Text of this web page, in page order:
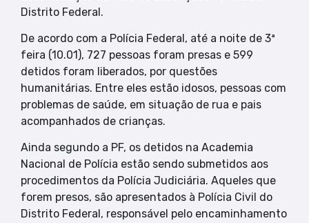
Distrito Federal.
De acordo com a Polícia Federal, até a noite de 3ª
feira (10.01), 727 pessoas foram presas e 599
detidos foram liberados, por questões
humanitárias. Entre eles estão idosos, pessoas com
problemas de saúde, em situação de rua e pais
acompanhados de crianças.
Ainda segundo a PF, os detidos na Academia
Nacional de Polícia estão sendo submetidos aos
procedimentos da Polícia Judiciária. Aqueles que
forem presos, são apresentados à Polícia Civil do
Distrito Federal, responsável pelo encaminhamento